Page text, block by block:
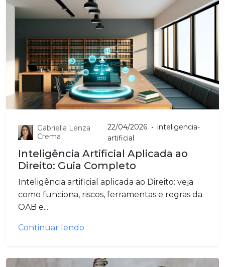
Gabriella Lenza
Crema
22/04/2026 • inteligencia-
artificial
Inteligência Artificial Aplicada ao
Direito: Guia Completo
Inteligência artificial aplicada ao Direito: veja
como funciona, riscos, ferramentas e regras da
OAB e...
Continuar lendo